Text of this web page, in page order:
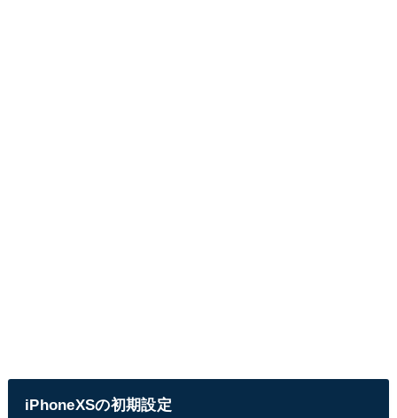
iPhoneXSの初期設定